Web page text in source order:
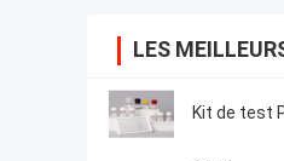
LES
Kit de test